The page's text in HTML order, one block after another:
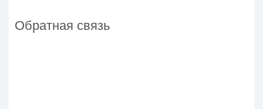
Обратная связь